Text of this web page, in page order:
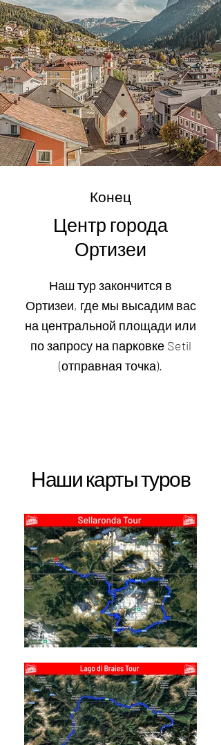
Конец
Центр города
Ортизеи
Наш тур закончится в
Ортизеи, где мы высадим вас
на центральной площади или
по запросу на парковке Setil
(отправная точка).
Наши карты туров